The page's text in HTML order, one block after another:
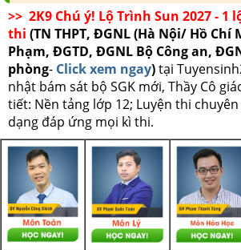
>> 2K9 Chú ý! Lộ Trình Sun 2027 - 1
thi (TN THPT, ĐGNL (Hà Nội/ Hồ Chí
Phạm, ĐGTD, ĐGNL Bộ Công an,
phòng- Click xem ngay)tại
nhật bám sát bộ SGK mới, Thầy Cô
tiết: Nền tảng lớp 12; Luyện thi
dạng đáp ứng mọi kì thi.